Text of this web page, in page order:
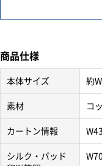
商品仕様
本体サイズ 約
素材 コ
カートン情報
シルク・パッド